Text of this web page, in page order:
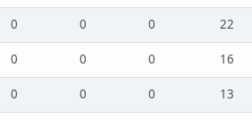
0 0 0
22
0 0 0
16
0 0 0
13